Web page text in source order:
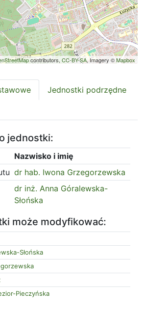
contributors, CC-BY-SA, Imagery ©Mapbox
Jednostki podrzędne
jednostki:
Nazwisko i imię
dr hab. Iwona Grzegorzewska
dr inż. Anna Góralewska-
Słońska
może modyfikować:
Słońska
Pieczyńska